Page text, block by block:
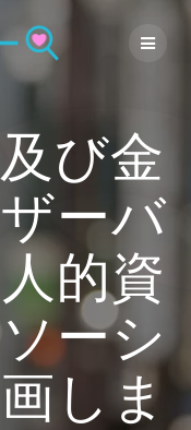
び金
ーバ
的資
ーシ
しま